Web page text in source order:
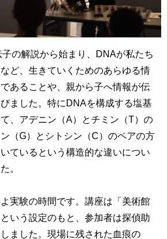
の解説から始まり、DNAが私たち
ど、生きていくためのあらゆる情
あることや、親から子へ情報が伝
ました。特にDNAを構成する塩基
、アデニン（A）とチミン（T）の
（G）とシトシン（C）のペアの方
ているという構造的な違いについ
。
実験の時間です。講座は「美術館
いう設定のもと、参加者は探偵助
ました。現場に残された血痕の